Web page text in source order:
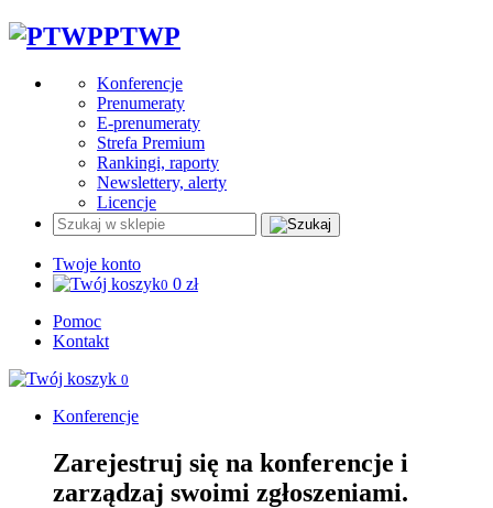
PTWP
Konferencje
Prenumeraty
E-prenumeraty
Strefa Premium
Rankingi, raporty
Newslettery, alerty
Licencje
Twoje konto
0 0 zł
Pomoc
Kontakt
0
Konferencje
Zarejestruj się na konferencje i
zarządzaj swoimi zgłoszeniami.